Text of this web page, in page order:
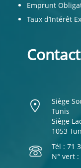
Emprunt
Taux d’Intérêt
Contact
Siège
Tunis
Siège
1053
Tél : 71
N° vert